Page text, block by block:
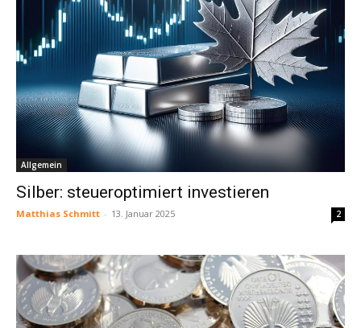
Allgemein
Silber: steueroptimiert investieren
Matthias Schmitt - 13. Januar 2025 2